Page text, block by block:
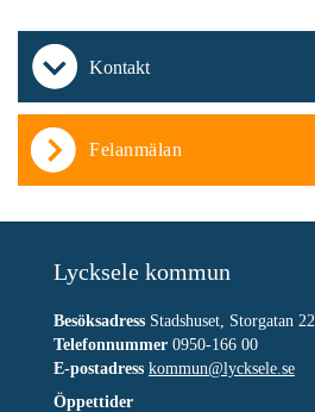
Kontakt
Felanmälan
Lycksele kommun
Besöksadress Stadshuset, Storgatan 22
Telefonnummer 0950-166 00
E-postadress kommun@lycksele.se
Öppettider